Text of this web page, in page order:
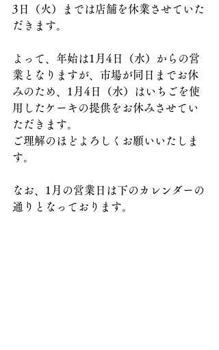
3日（火）までは店舗を休業させていた
だきます。
よって、年始は1月4日（水）からの営
業となりますが、市場が同日までお休
みのため、1月4日（水）はいちごを使
用したケーキの提供をお休みさせてい
ただきます。
ご理解のほどよろしくお願いいたしま
す。
なお、1月の営業日は下のカレンダーの
通りとなっております。